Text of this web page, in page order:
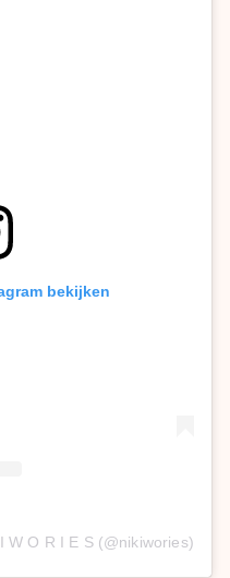
bekijken
W O R I E S (@nikiwories)